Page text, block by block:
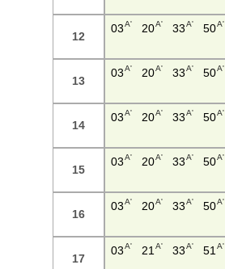
12
03A' 20A' 33 A' 50A'
13
03A' 20A' 33 A' 50A'
14
03A' 20A' 33 A' 50A'
15
03A' 20A' 33 A' 50A'
16
03A' 20A' 33 A' 50A'
17
03A' 21 A' 33 A' 51 A'